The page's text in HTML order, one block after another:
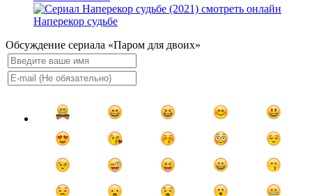
Наперекор судьбе
Обсуждение сериала «Паром для двоих»